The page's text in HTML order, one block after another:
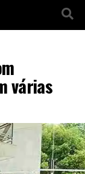
várias